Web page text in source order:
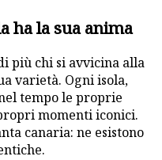
ha la sua anima
più chi si avvicina alla
varietà. Ogni isola,
tempo le proprie
momenti iconici.
canaria: ne esistono